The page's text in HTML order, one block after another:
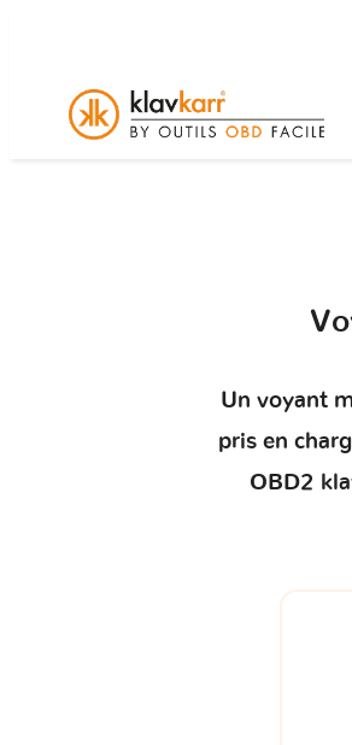
Un voyant
pris en
OBD2